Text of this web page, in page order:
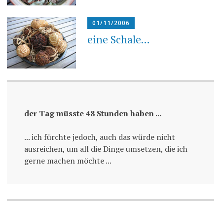
01/11/2006
eine Schale…
der Tag müsste 48 Stunden haben ...
... ich fürchte jedoch, auch das würde nicht
ausreichen, um all die Dinge umsetzen, die ich
gerne machen möchte ...